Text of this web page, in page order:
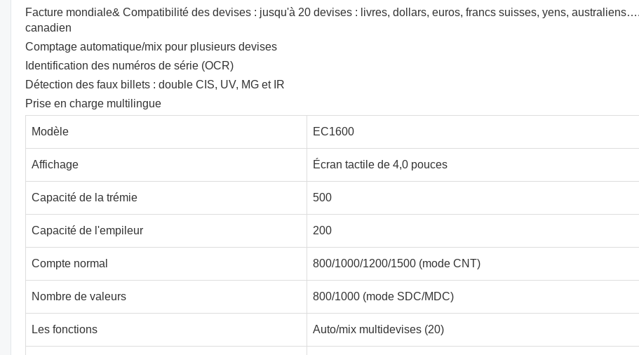
Facture mondiale& Compatibilité des devises : jusqu'à 20 devises : livres, dollars, euros, francs suisses, yens,
canadien
Comptage automatique/mix pour plusieurs devises
Identification des numéros de série (OCR)
Détection des faux billets : double CIS, UV, MG et IR
Prise en charge multilingue
Modèle EC1600
Affichage Écran tactile de 4,0 pouces
Capacité de la trémie 500
Capacité de l'empileur 200
Compte normal 800/1000/1200/1500 (mode CNT)
Nombre de valeurs 800/1000 (mode SDC/MDC)
Les fonctions Auto/mix multidevises (20)